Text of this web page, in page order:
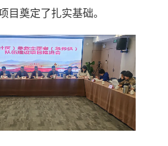
目奠定了扎实基础。